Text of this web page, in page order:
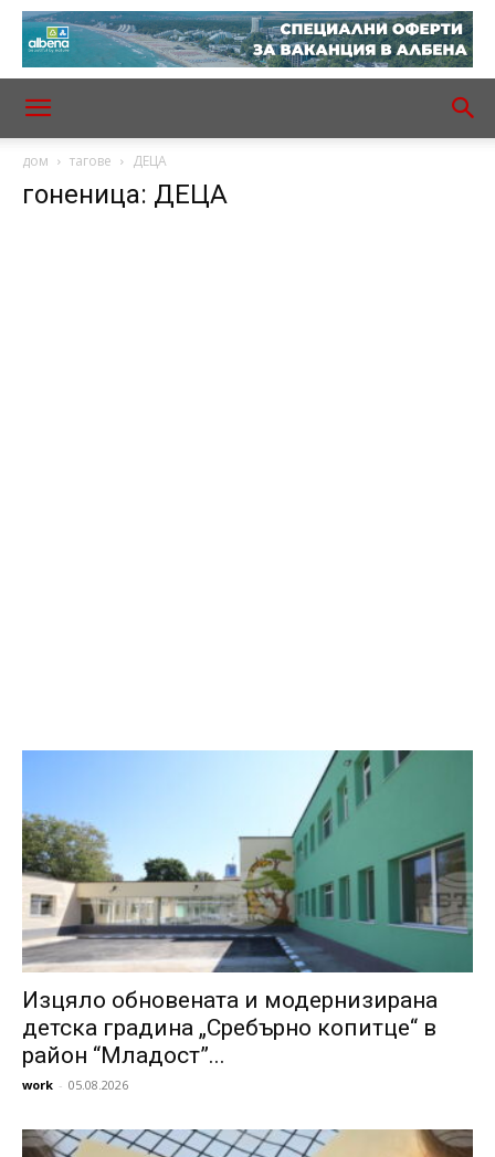
дом тагове ДЕЦА
гоненица: ДЕЦА
Изцяло обновената и модернизирана
детска градина „Сребърно копитце“ в
район “Младост”...
work - 05.08.2026